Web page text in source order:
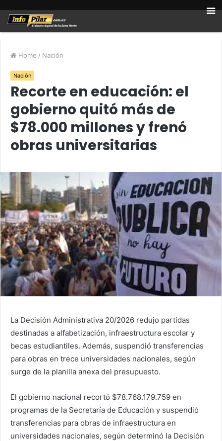
Home / Nación
Nación
Recorte en educación: el
gobierno quitó más de
$78.000 millones y frenó
obras universitarias
La Decisión Administrativa 20/2026 redujo partidas
destinadas a alfabetización, infraestructura escolar y
becas estudiantiles. Además, suspendió transferencias
para obras en trece universidades nacionales, según
surge de la planilla anexa del presupuesto.
El gobierno nacional recortó $78.768.179.759 en
programas de la Secretaría de Educación y suspendió
transferencias para obras de infraestructura en
universidades nacionales, según determinó la Decisión